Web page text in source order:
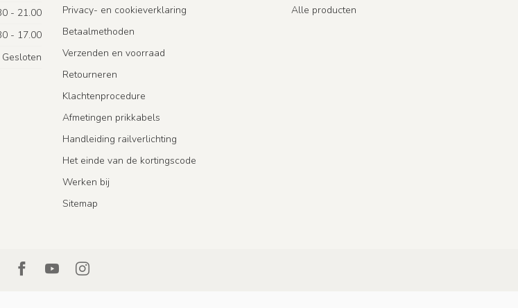
- 21.00
- 17.00
Gesloten
Privacy- en cookieverklaring
Betaalmethoden
Verzenden en voorraad
Retourneren
Klachtenprocedure
Afmetingen prikkabels
Handleiding railverlichting
Het einde van de kortingscode
Werken bij
Sitemap
Alle producten